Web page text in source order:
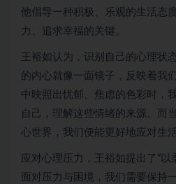
他倡导一种积极、乐观的生活态
力、追求幸福的关键。
王裕如认为，识别自己的心理状
的内心就像一面镜子，反映着我
中映照出忧郁、焦虑的色彩时，
自己，理解这些情绪的来源。而
心世界，我们便能更好地应对生
应对心理压力，王裕如提出了“以
面对压力与困境，我们需要保持